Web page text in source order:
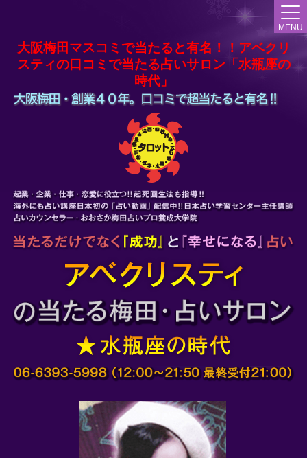
大阪梅田マスコミで当たると有名！！アベクリ
スティの口コミで当たる占いサロン「水瓶座の
時代」
MENU